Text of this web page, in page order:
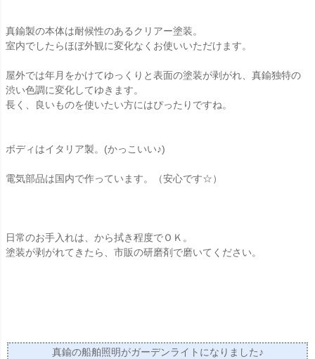
真鍮製の本体は耐候性のあるクリアー塗装。
室内でしたらほぼ外観に変化なくお使いいただけます。
屋外では年月をかけてゆっくりと表面の塗装が剥がれ、真鍮独特の
渋い色調に変化してゆきます。
長く、良いものを使いたい方にはぴったりですね。
ボディはイタリア製。(かっこいい♪)
電気部品は国内で作っています。（安心です☆）
日常のお手入れは、から拭き程度でＯＫ。
塗装が剥がれてきたら、市販の研磨剤で磨いてください。
真鍮の船舶照明がガーデンライトになりました♪